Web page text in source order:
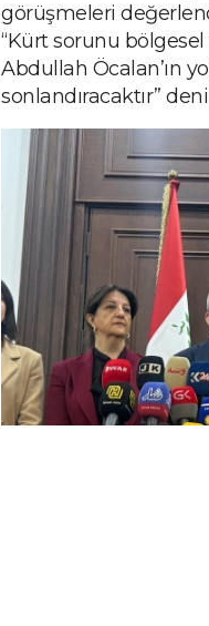
görüşmeleri
“Kürt sorunu
Abdullah Öcalan’ın
sonlandıracaktır”